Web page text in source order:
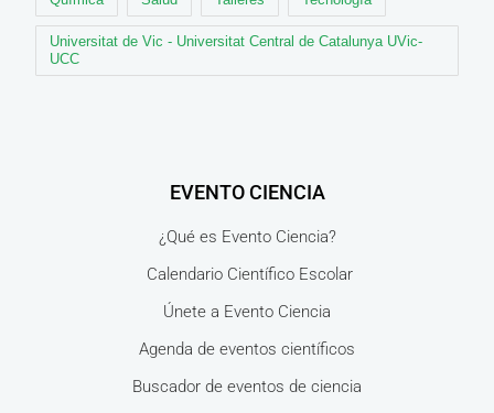
Universitat de Vic - Universitat Central de Catalunya UVic-
UCC
EVENTO CIENCIA
¿Qué es Evento Ciencia?
Calendario Científico Escolar
Únete a Evento Ciencia
Agenda de eventos científicos
Buscador de eventos de ciencia